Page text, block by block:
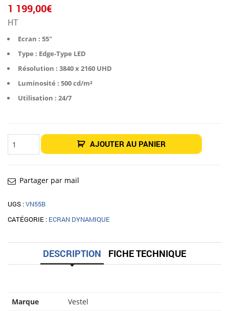
1 199,00€
HT
Ecran : 55″
Type : Edge-Type LED
Résolution : 3840 x 2160 UHD
Luminosité : 500 cd/m²
Utilisation : 24/7
quantité
de
VN55B
AJOUTER AU PANIER
Partager par mail
UGS :VN55B
CATÉGORIE : ECRAN DYNAMIQUE
DESCRIPTION FICHE TECHNIQUE
Marque
Vestel